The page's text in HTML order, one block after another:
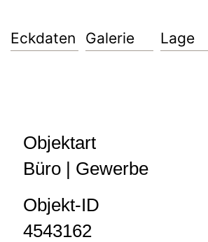
Eckdaten Galerie Lage
Objektart
Büro | Gewerbe
Objekt-ID
4543162